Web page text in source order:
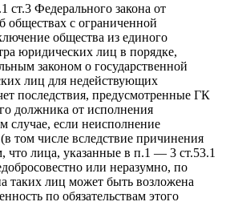
ст.3 Федерального закона от
с ограниченной
общества из единого
юридических лиц в порядке,
законом о государственной
лиц для недействующих
последствия, предусмотренные ГК
должника от исполнения
случае, если неисполнение
том числе вследствие причинения
что лица, указанные в п.1 — 3 ст.53.1
или неразумно, по
таких лиц может быть возложена
по обязательствам этого